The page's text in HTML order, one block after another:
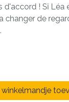
d'accord ! Si Léa
changer de
winkelmandje